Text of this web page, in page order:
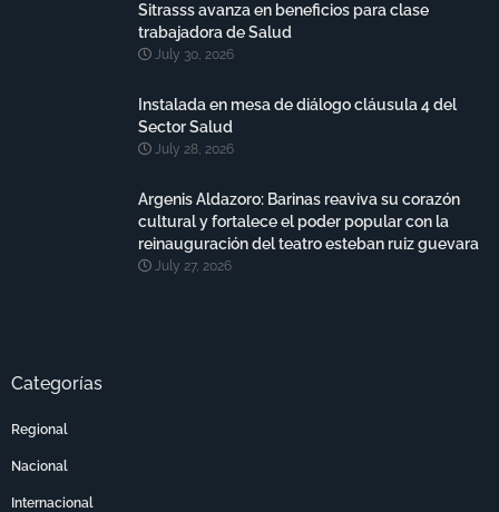
Sitrasss avanza en beneficios para clase
trabajadora de Salud
July 30, 2026
Instalada en mesa de diálogo cláusula 4 del
Sector Salud
July 28, 2026
Argenis Aldazoro: Barinas reaviva su corazón
cultural y fortalece el poder popular con la
reinauguración del teatro esteban ruiz guevara
July 27, 2026
Categorías
Regional
Nacional
Internacional